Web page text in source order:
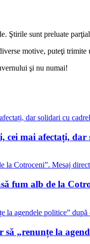
Ştirile sunt preluate
motive, puteţi
şi nu numai!
cei mai afectați,
fum alb de la
„renunțe la